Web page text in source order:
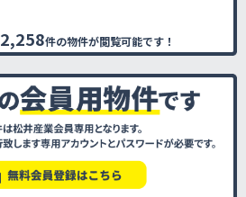
2,258件の物件が閲覧可能です！